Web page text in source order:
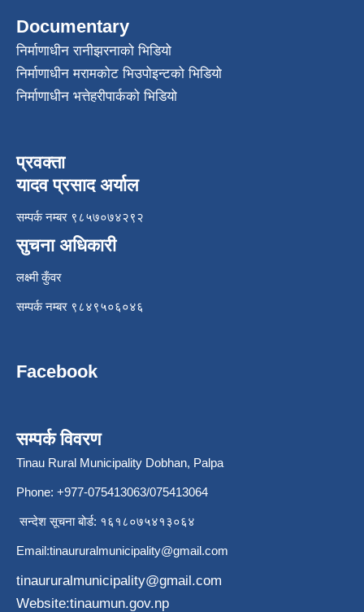
Documentary
निर्माणाधीन रानीझरनाको भिडियो
निर्माणाधीन मरामकोट भिउपोइन्टको भिडियो
निर्माणाधीन भत्तेहरीपार्कको भिडियो
प्रवक्ता
यादव प्रसाद अर्याल
सम्पर्क नम्बर ९८५७०७४२९२
सुचना अधिकारी
लक्ष्मी कुँवर
सम्पर्क नम्बर ९८४९५०६०४६
Facebook
सम्पर्क विवरण
Tinau Rural Municipality Dobhan, Palpa
Phone: +977-075413063/075413064
सन्देश सूचना बोर्ड: १६१८०७५४१३०६४
Email:tinaururalmunicipality@gmail.com
tinaururalmunicipality@gmail.com
Website:tinaumun.gov.np